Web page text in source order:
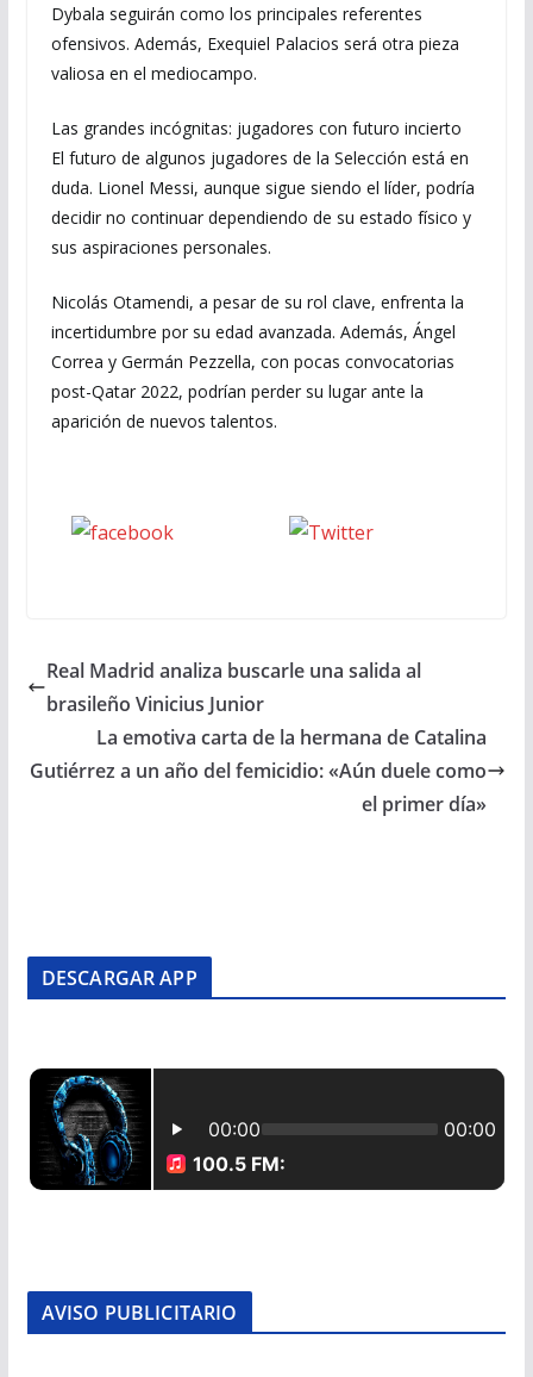
Dybala seguirán como los principales referentes
ofensivos. Además, Exequiel Palacios será otra pieza
valiosa en el mediocampo.
Las grandes incógnitas: jugadores con futuro incierto
El futuro de algunos jugadores de la Selección está en
duda. Lionel Messi, aunque sigue siendo el líder, podría
decidir no continuar dependiendo de su estado físico y
sus aspiraciones personales.
Nicolás Otamendi, a pesar de su rol clave, enfrenta la
incertidumbre por su edad avanzada. Además, Ángel
Correa y Germán Pezzella, con pocas convocatorias
post-Qatar 2022, podrían perder su lugar ante la
aparición de nuevos talentos.
Real Madrid analiza buscarle una salida al
brasileño Vinicius Junior
La emotiva carta de la hermana de Catalina
Gutiérrez a un año del femicidio: «Aún duele como
el primer día»
DESCARGAR APP
AVISO PUBLICITARIO